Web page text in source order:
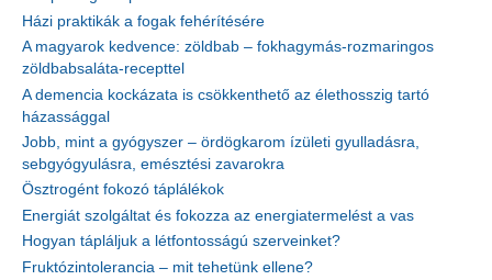
Házi praktikák a fogak fehérítésére
A magyarok kedvence: zöldbab – fokhagymás-rozmaringos
zöldbabsaláta-recepttel
A demencia kockázata is csökkenthető az élethosszig tartó
házassággal
Jobb, mint a gyógyszer – ördögkarom ízületi gyulladásra,
sebgyógyulásra, emésztési zavarokra
Ösztrogént fokozó táplálékok
Energiát szolgáltat és fokozza az energiatermelést a vas
Hogyan tápláljuk a létfontosságú szerveinket?
Fruktózintolerancia – mit tehetünk ellene?